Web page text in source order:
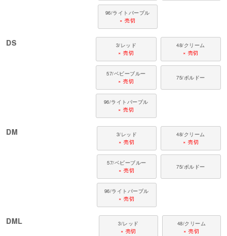
96/ライトパープル
× 売切
DS
3/レッド
× 売切
48/クリーム
× 売切
57/ベビーブルー
× 売切
75/ボルドー
96/ライトパープル
× 売切
DM
3/レッド
× 売切
48/クリーム
× 売切
57/ベビーブルー
× 売切
75/ボルドー
96/ライトパープル
× 売切
DML
3/レッド
× 売切
48/クリーム
× 売切